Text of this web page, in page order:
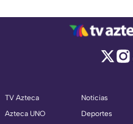
TV Azteca
Azteca UNO
Noticias
Deportes